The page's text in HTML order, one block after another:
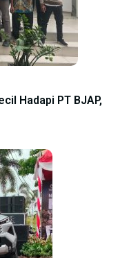
Hadapi PT BJAP,